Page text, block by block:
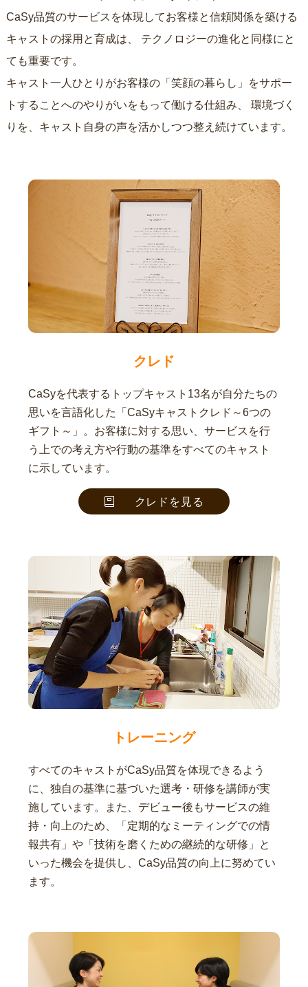
CaSy品質のサービスを体現してお客様と信頼関係を築ける
キャストの採用と育成は、
ても重要です。
キャスト一人ひとりがお客様の「笑顔の暮らし」をサポー
トすることへのやりがいをもって働ける仕組み、
りを、キャスト自身の声を活かしつつ整え続けています。
クレド
CaSyを代表するトップキャスト13名が自分たちの
思いを言語化した「CaSyキャストクレド～6つの
ギフト～」。お客様に対する思い、サービスを行
う上での考え方や行動の基準をすべてのキャスト
に示しています。
クレドを見る
トレーニング
すべてのキャストがCaSy品質を体現できるよう
に、独自の基準に基づいた選考・研修を講師が実
施しています。また、デビュー後もサービスの維
持・向上のため、「定期的なミーティングでの情
報共有」や「技術を磨くための継続的な研修」と
いった機会を提供し、CaSy品質の向上に努めてい
ます。